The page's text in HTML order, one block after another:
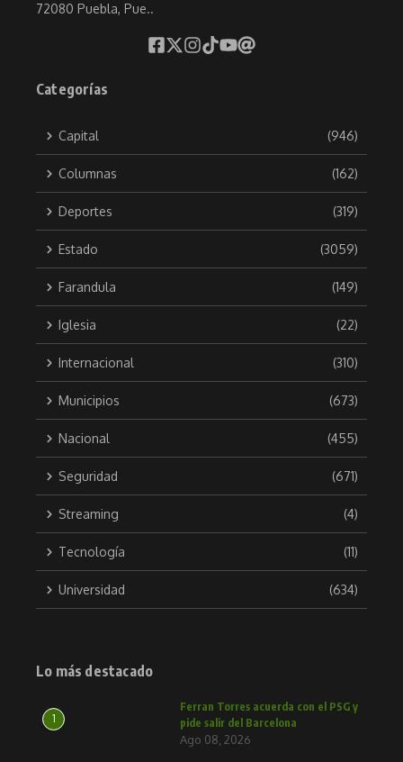
72080 Puebla, Pue..
Categorías
Capital (946)
Columnas (162)
Deportes (319)
Estado (3059)
Farandula (149)
Iglesia (22)
Internacional (310)
Municipios (673)
Nacional (455)
Seguridad (671)
Streaming (4)
Tecnología (11)
Universidad (634)
Lo más destacado
1
Ferran Torres acuerda con el PSG y
pide salir del Barcelona
Ago 08, 2026